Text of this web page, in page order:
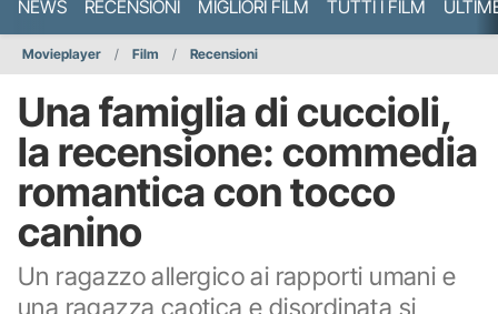
NEWS RECENSIONI MIGLIORI FILM TUTTI I FILM
Movieplayer Film Recensioni
Una famiglia di cuccioli,
la recensione: commedia
romantica con tocco
canino
Un ragazzo allergico ai rapporti umani e
una ragazza caotica e disordinata si